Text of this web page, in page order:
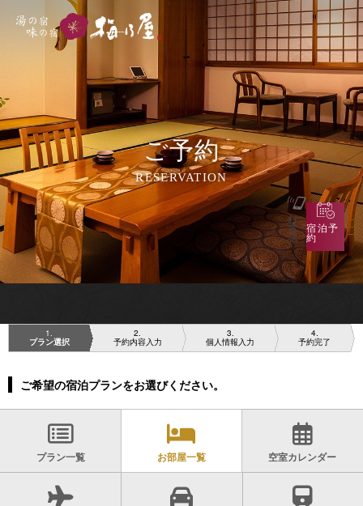
宿泊予
約
お
電
話
ご予約
RESERVATION
1
プラン選択
2
予約内容入力
3
個人情報入力
4
予約完了
ご希望の宿泊プランをお選びください。
プラン一覧 お部屋一覧 空室カレンダー